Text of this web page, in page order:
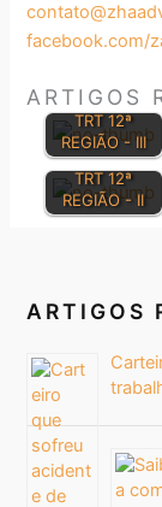
facebook.com/
ARTIGOS
BOLETIM DE
JURISPRUDÊN
SUMULAS
TRT 12ª
REGIÃO - III
BOLETIM DE
JURISPRUDÊN
CIA e
SUMULAS
TRT 12ª
REGIÃO - II
ARTIGOS